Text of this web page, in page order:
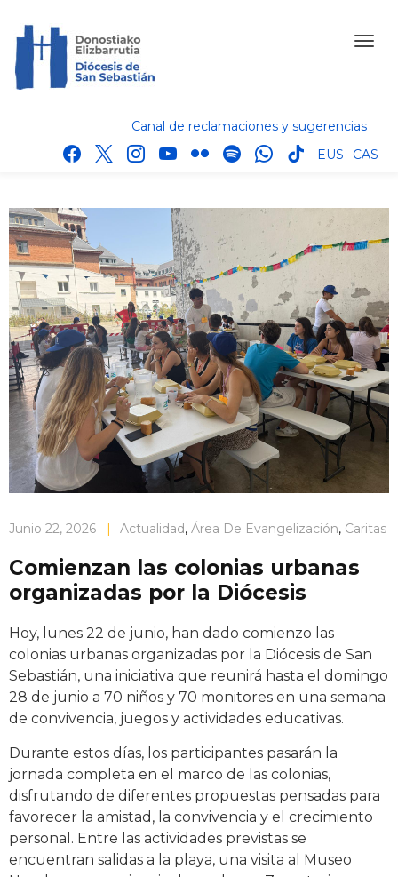
Canal de reclamaciones y sugerencias
facebook
x instagram
youtube
flickr spotifywhatsapp
tik
EUS CAS
Junio 22, 2026 | Actualidad, Área De Evangelización, Caritas
Comienzan las colonias urbanas
organizadas por la Diócesis
Hoy, lunes 22 de junio, han dado comienzo las
colonias urbanas organizadas por la Diócesis de San
Sebastián, una iniciativa que reunirá hasta el domingo
28 de junio a 70 niños y 70 monitores en una semana
de convivencia, juegos y actividades educativas.
Durante estos días, los participantes pasarán la
jornada completa en el marco de las colonias,
disfrutando de diferentes propuestas pensadas para
favorecer la amistad, la convivencia y el crecimiento
personal. Entre las actividades previstas se
encuentran salidas a la playa, una visita al Museo